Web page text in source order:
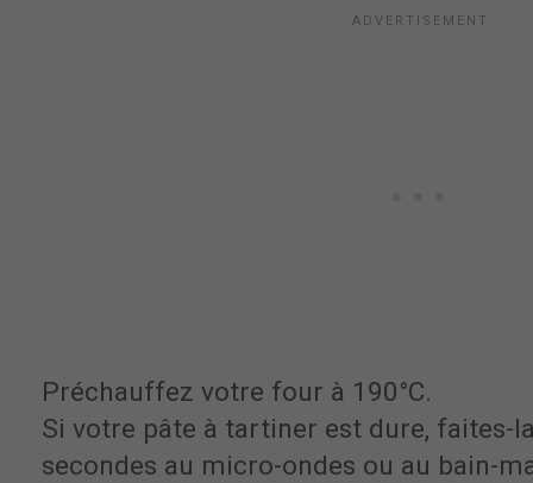
Préchauffez votre four à 190°C.
Si votre pâte à tartiner est dure, faites-
secondes au micro-ondes ou au bain-